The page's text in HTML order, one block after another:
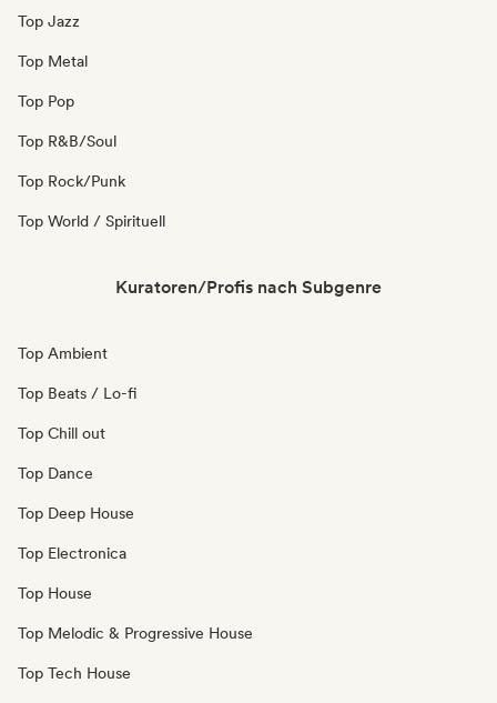
Top Jazz
Top Metal
Top Pop
Top R&B/Soul
Top Rock/Punk
Top World / Spirituell
Kuratoren/Profis nach Subgenre
Top Ambient
Top Beats / Lo-fi
Top Chill out
Top Dance
Top Deep House
Top Electronica
Top House
Top Melodic & Progressive House
Top Tech House